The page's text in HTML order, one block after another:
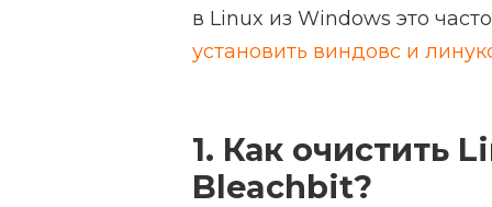
в Linux из Windows это
установить виндовс и
1. Как очистить
Bleachbit?